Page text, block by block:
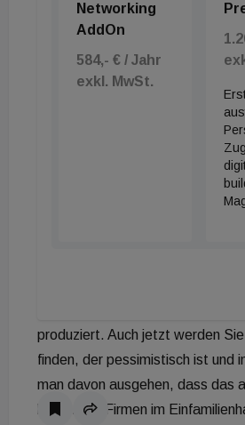
Zahlen des Verbands
Beton- und Fertigteilwerke
dass die Krise die Branche
trifft. Wird das auch 2021 und
Wir sind zu
von der Bauwirtschaft abhängig
gut durch die Krise gekommen.
produziert. Auch jetzt werden
finden, der pessimistisch ist und
man davon ausgehen, dass das
bleibt. Die Firmen im
Networking
AddOn
584,- € / Jahr
exkl. MwSt.